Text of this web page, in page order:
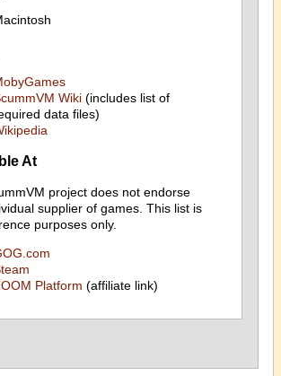
Wiki(includes list of
data files)
At
project does not endorse
supplier of games. This list is
purposes only.
Platform (affiliate link)